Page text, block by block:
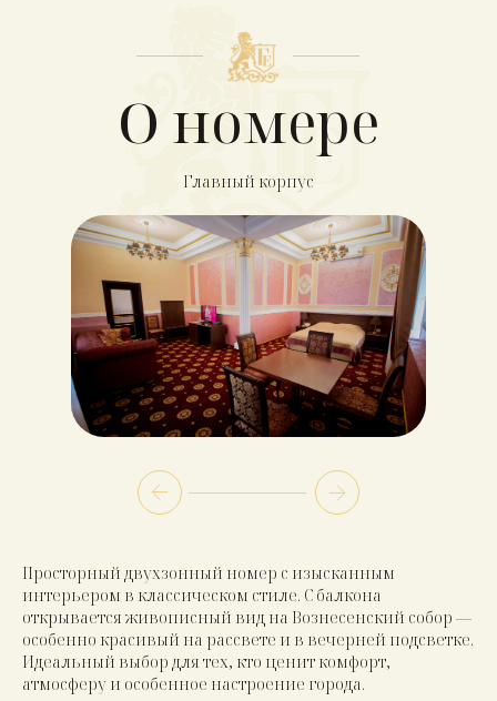
О номере
Главный корпус
Просторный двухзонный номер с изысканным
интерьером в классическом стиле. С балкона
открывается живописный вид на Вознесенский собор —
особенно красивый на рассвете и в вечерней подсветке.
Идеальный выбор для тех, кто ценит комфорт,
атмосферу и особенное настроение города.